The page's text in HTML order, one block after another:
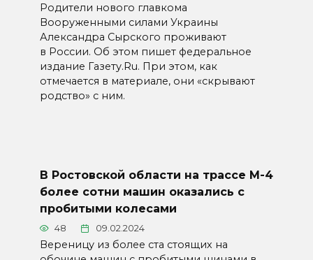
Родители нового главкома
Вооруженными силами Украины
Александра Сырского проживают
в России. Об этом пишет федеральное
издание Газету.Ru. При этом, как
отмечается в материале, они «скрывают
родство» с ним.
В Ростовской области на трассе М-4
более сотни машин оказались с
пробитыми колесами
48 09.02.2024
Вереницу из более ста стоящих на